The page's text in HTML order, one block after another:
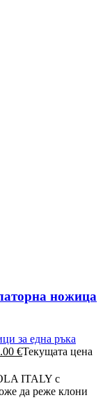
ножица
за една ръка
€Текущата цена
ITALY с
да реже клони